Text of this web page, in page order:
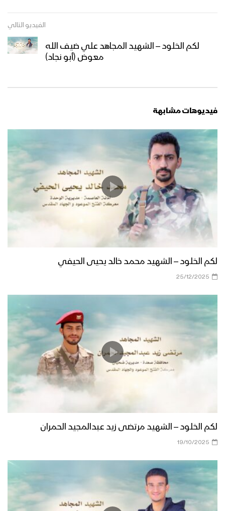
الفيديو التالي
لكم الخلود – الشهيد المجاهد علي ضيف الله
معوض (أبو نجاد)
فيديوهات مشابهة
لكم الخلود – الشهيد محمد خالد يحيى الحيفي
25/12/2025
لكم الخلود – الشهيد مرتضى زيد عبدالمجيد الحمران
19/10/2025